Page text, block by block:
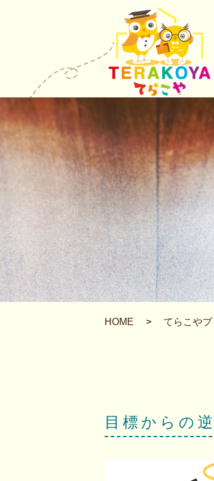
HOME > てらこや
目標からの